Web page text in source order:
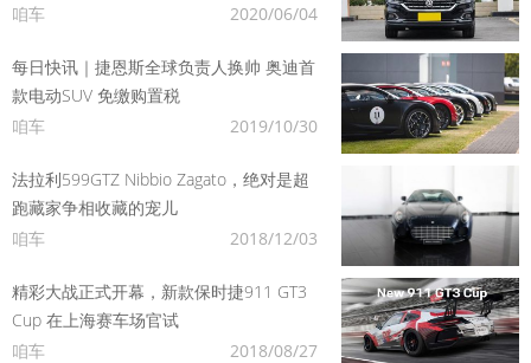
咱车
2020/06/04
每日快讯｜捷恩斯全球负责人换帅 奥迪首
款电动SUV 免缴购置税
咱车
2019/10/30
法拉利599GTZ Nibbio Zagato，绝对是超
跑藏家争相收藏的宠儿
咱车
2018/12/03
精彩大战正式开幕，新款保时捷911 GT3
Cup 在上海赛车场官试
咱车
2018/08/27